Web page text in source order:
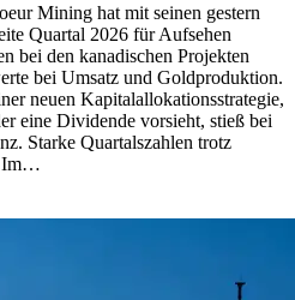
Mining hat mit seinen gestern
Quartal 2026 für Aufsehen
bei den kanadischen Projekten
bei Umsatz und Goldproduktion.
neuen Kapitalallokationsstrategie,
eine Dividende vorsieht, stieß bei
Starke Quartalszahlen trotz
Im…